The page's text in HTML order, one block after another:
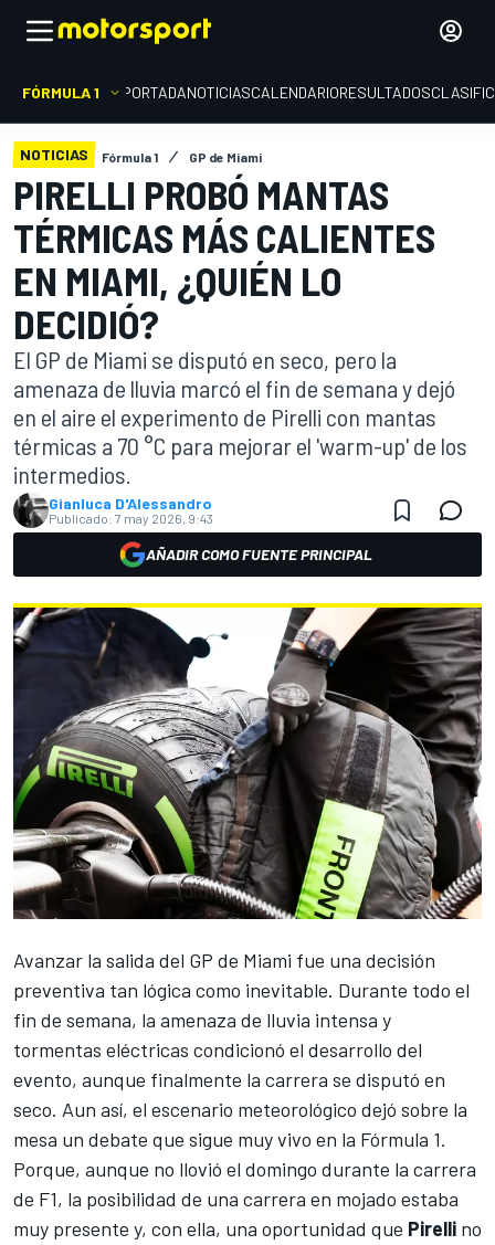
FÓRMULA 1 PORTADANOTICIASCALENDARIORESULTADOS
NOTICIAS Fórmula 1 GP de Miami
PIRELLI PROBÓ MANTAS
TÉRMICAS MÁS CALIENTES
EN MIAMI, ¿QUIÉN LO
DECIDIÓ?
El GP de Miami se disputó en seco, pero la
amenaza de lluvia marcó el fin de semana y dejó
en el aire el experimento de Pirelli con mantas
térmicas a 70 °C para mejorar el 'warm-up' de los
intermedios.
Gianluca D'Alessandro
Publicado: 7 may 2026, 9:43
AÑADIR COMO FUENTE PRINCIPAL
Avanzar la salida del GP de Miami fue una decisión
preventiva tan lógica como inevitable. Durante todo el
fin de semana, la amenaza de lluvia intensa y
tormentas eléctricas condicionó el desarrollo del
evento, aunque finalmente la carrera se disputó en
seco. Aun así, el escenario meteorológico dejó sobre la
mesa un debate que sigue muy vivo en la Fórmula 1.
Porque, aunque no llovió el domingo durante la carrera
de F1, la posibilidad de una carrera en mojado estaba
muy presente y, con ella, una oportunidad que Pirelli no